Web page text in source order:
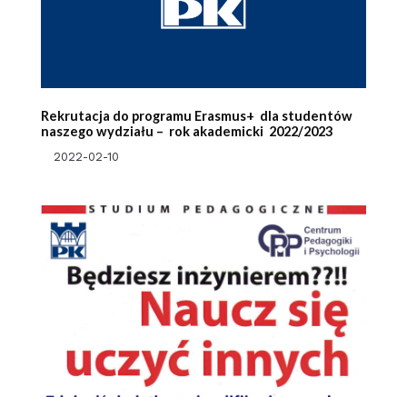
Rekrutacja do programu Erasmus+ dla studentów
naszego wydziału – rok akademicki 2022/2023
2022-02-10